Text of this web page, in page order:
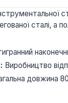
сталі, а
Виробництво
довжина